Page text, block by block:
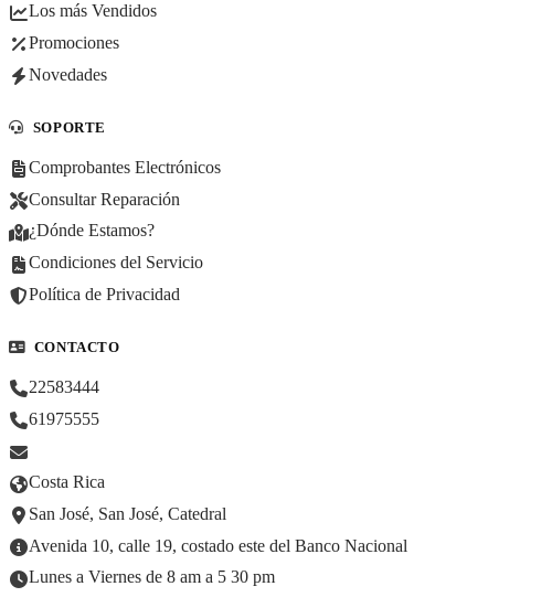
Los más Vendidos
Promociones
Novedades
SOPORTE
Comprobantes Electrónicos
Consultar Reparación
¿Dónde Estamos?
Condiciones del Servicio
Política de Privacidad
CONTACTO
22583444
61975555
Costa Rica
San José, San José, Catedral
Avenida 10, calle 19, costado este del Banco Nacional
Lunes a Viernes de 8 am a 5 30 pm